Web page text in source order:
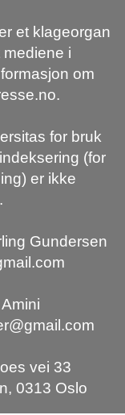
et klageorgan
i
om
for bruk
(for
er ikke
Gundersen
vei 33
0313 Oslo